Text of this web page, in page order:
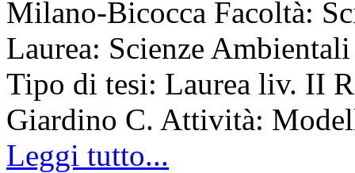
Milano-Bicocca Facoltà:
Laurea: Scienze
Tipo di tesi: Laurea liv. II
Giardino C. Attività:
Leggi tutto...